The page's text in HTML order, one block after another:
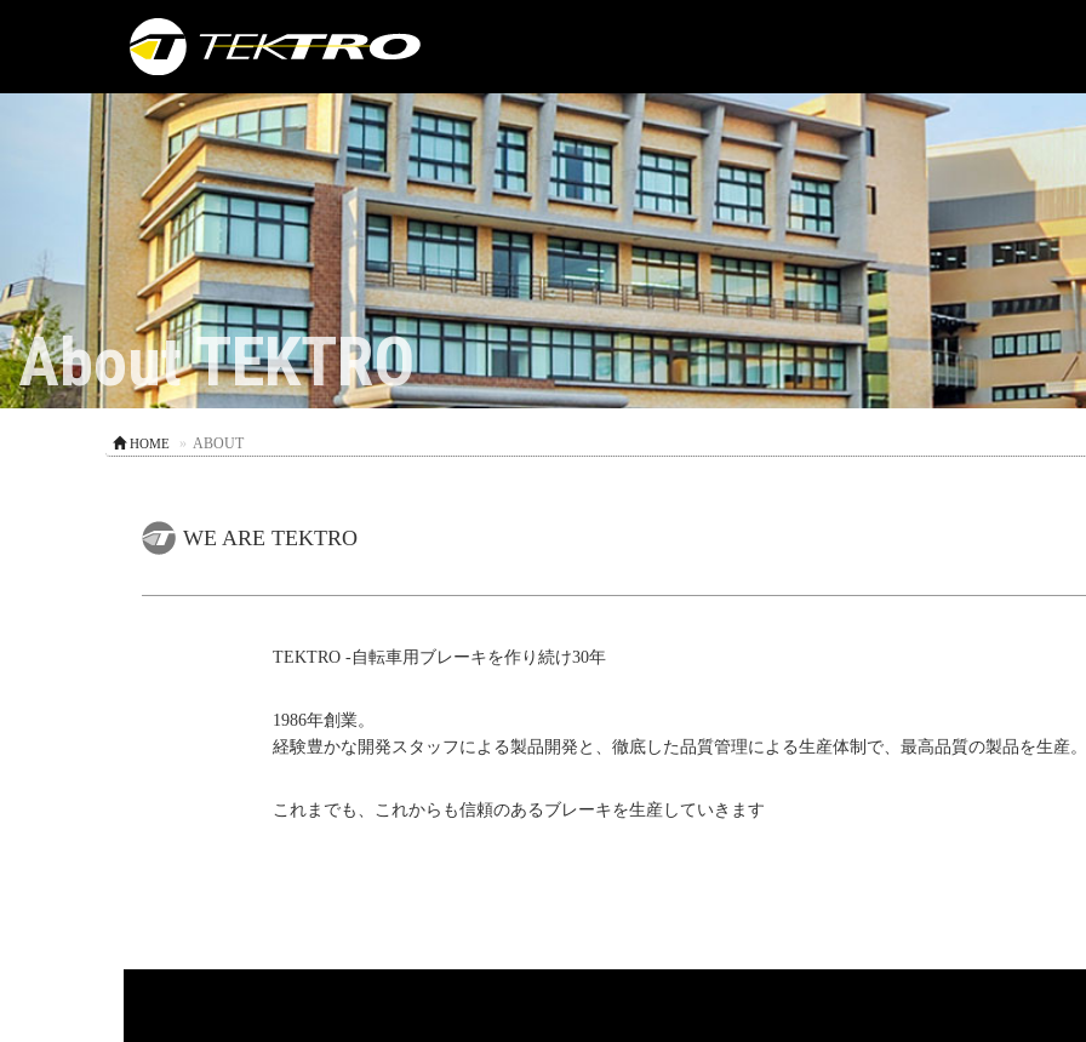
About TEKTRO
HOME ABOUT
WE ARE TEKTRO
TEKTRO -自転車用ブレーキを作り続け30年
1986年創業。
経験豊かな開発スタッフによる製品開発と、徹底した品質管理による生産体制で、最高品質の製品を生産。
これまでも、これからも信頼のあるブレーキを生産していきます